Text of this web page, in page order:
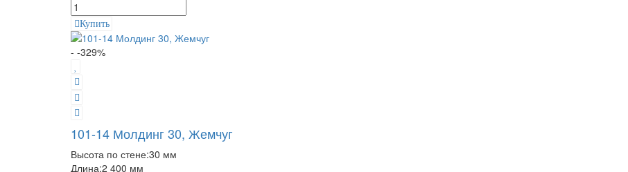
Купить
- -329%
101-14 Молдинг 30, Жемчуг
Высота по стене:30 мм
Длина:2 400 мм